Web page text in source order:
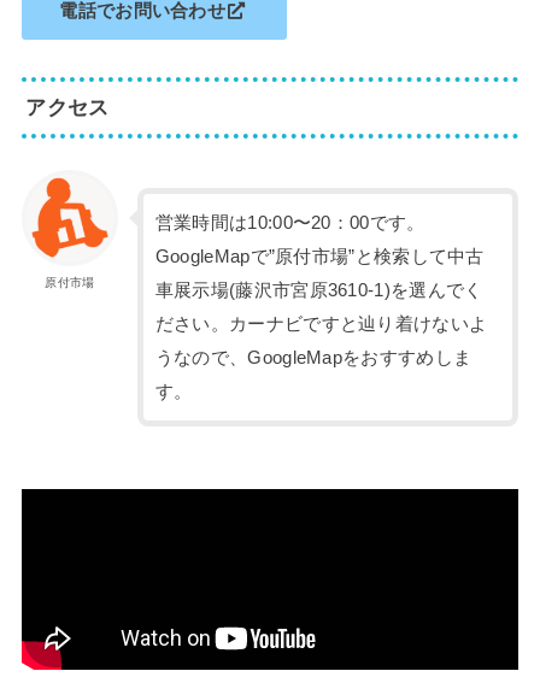
電話でお問い合わせ
アクセス
原付市場
営業時間は10:00〜20：00です。
GoogleMapで”原付市場”と検索して中古
車展示場(藤沢市宮原3610-1)を選んでく
ださい。カーナビですと辿り着けないよ
うなので、GoogleMapをおすすめしま
す。